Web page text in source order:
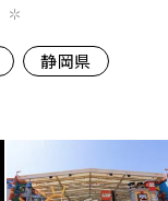
静岡県